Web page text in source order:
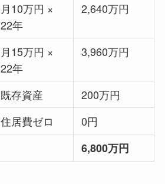
月10万円 ×
22年
2,640万円
月15万円 ×
22年
3,960万円
既存資産
200万円
住居費ゼロ
0円
6,800万円